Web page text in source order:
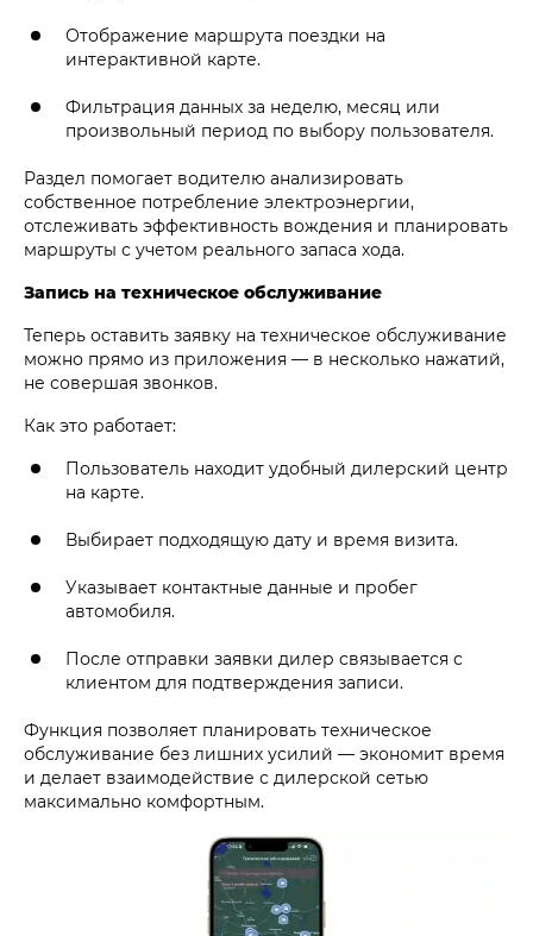
Отображение маршрута поездки на
интерактивной карте.
Фильтрация данных за неделю, месяц или
произвольный период по выбору пользователя.
Раздел помогает водителю анализировать
собственное потребление электроэнергии,
отслеживать эффективность вождения и планировать
маршруты с учетом реального запаса хода.
Запись на техническое обслуживание
Теперь оставить заявку на техническое обслуживание
можно прямо из приложения — в несколько нажатий,
не совершая звонков.
Как это работает:
Пользователь находит удобный дилерский центр
на карте.
Выбирает подходящую дату и время визита.
Указывает контактные данные и пробег
автомобиля.
После отправки заявки дилер связывается с
клиентом для подтверждения записи.
Функция позволяет планировать техническое
обслуживание без лишних усилий — экономит время
и делает взаимодействие с дилерской сетью
максимально комфортным.